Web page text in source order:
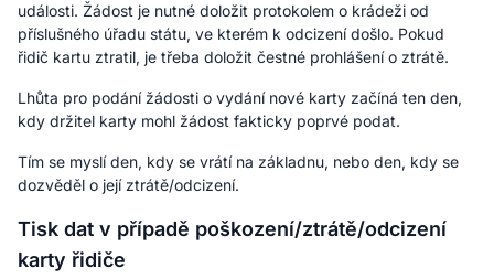
události. Žádost je nutné doložit protokolem o krádeži od
příslušného úřadu státu, ve kterém k odcizení došlo. Pokud
řidič kartu ztratil, je třeba doložit čestné prohlášení o ztrátě.
Lhůta pro podání žádosti o vydání nové karty začíná ten den,
kdy držitel karty mohl žádost fakticky poprvé podat.
Tím se myslí den, kdy se vrátí na základnu, nebo den, kdy se
dozvěděl o její ztrátě/odcizení.
Tisk dat v případě poškození/ztrátě/odcizení
karty řidiče